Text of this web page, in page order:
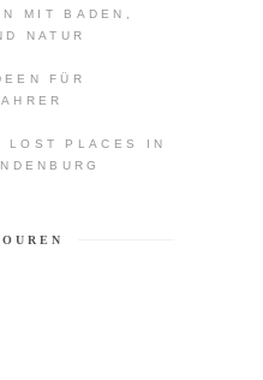
MIT BADEN,
NATUR
FÜR
LOST PLACES IN